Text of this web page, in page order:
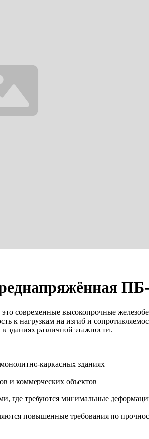
современные высокопрочные
к нагрузкам на изгиб и
зданиях различной этажности.
каркасных зданиях
и коммерческих объектов
где требуются минимальные
повышенные требования по